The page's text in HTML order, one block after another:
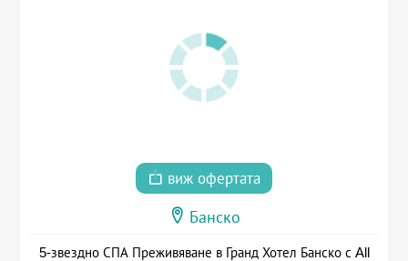
виж офертата
Банско
5-звездно СПА Преживяване в Гранд Хотел Банско с All